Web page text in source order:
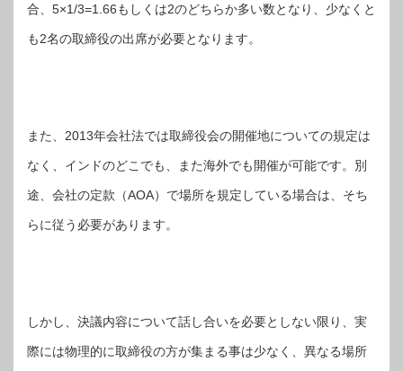
合、5×1/3=1.66もしくは2のどちらか多い数となり、少なくと
も2名の取締役の出席が必要となります。
また、2013年会社法では取締役会の開催地についての規定は
なく、インドのどこでも、また海外でも開催が可能です。別
途、会社の定款（AOA）で場所を規定している場合は、そち
らに従う必要があります。
しかし、決議内容について話し合いを必要としない限り、実
際には物理的に取締役の方が集まる事は少なく、異なる場所